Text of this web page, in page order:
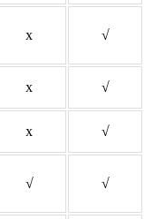
x √
x √
x √
√ √